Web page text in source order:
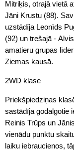
Mitriķis, otrajā vietā
Jāni Krustu (88).
uzstādīja Leonīds
(92) un trešajā -
amatieru grupas
Ziemas kausā.
2WD klase
Priekšpiedziņas
sastādīja godalgotie
Reinis Trūps un
vienādu punktu
laiku iebraucienos,